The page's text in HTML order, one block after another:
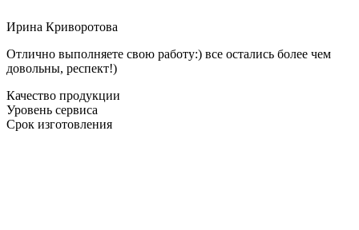
Ирина Криворотова
Отлично выполняете свою работу:) все остались более чем
довольны, респект!)
Качество продукции
Уровень сервиса
Срок изготовления